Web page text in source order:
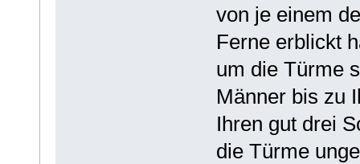
von je einem
Ferne erblickt
um die Türme
Männer bis zu
Ihren gut drei
die Türme